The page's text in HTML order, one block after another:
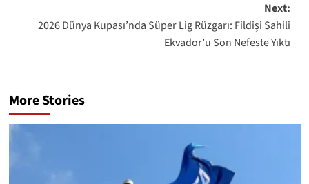
Next:
2026 Dünya Kupası’nda Süper Lig Rüzgarı: Fildişi Sahili
Ekvador’u Son Nefeste Yıktı
More Stories